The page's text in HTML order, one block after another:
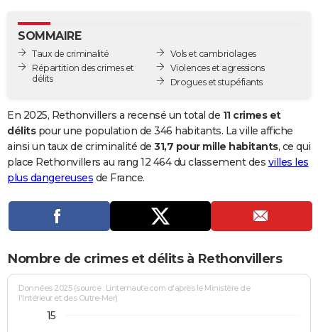
GUIDES D'ACHAT
BONS PLANS
Carte de Noël
Carte Bonne année
Carte Saint-Valentin
Carte Pâques
Carte d'anniversaire
DICTIONNAIRE
Dictionnaire
Biographies
Citations
Expressions
Proverbes
PROGRAMME TV
Se connecter
Entreprises
Service militaire
Avis de recherche
AVIS DE DÉCÈS
Bricolage
Lifestyle
Culture
Sport
Auto
Television
Voyage
Cinema
SOMMAIRE
Taux de criminalité
Répartition des crimes et
délits
Vols et cambriolages
Violences et agressions
Drogues et stupéfiants
En 2025, Rethonvillers a recensé un total de 11 crimes et
délitspour une population de 346 habitants. La ville affiche
ainsi un taux de criminalité de 31,7 pour mille habitants, ce qui
place Rethonvillers au rang 12 464 du classement des villes les
plus dangereuses de France.
Nombre de crimes et délits à Rethonvillers
Données 2025 (source : Linternaute.com d'après le Ministère de
l'Intérieur et des Outre-Mer)
15